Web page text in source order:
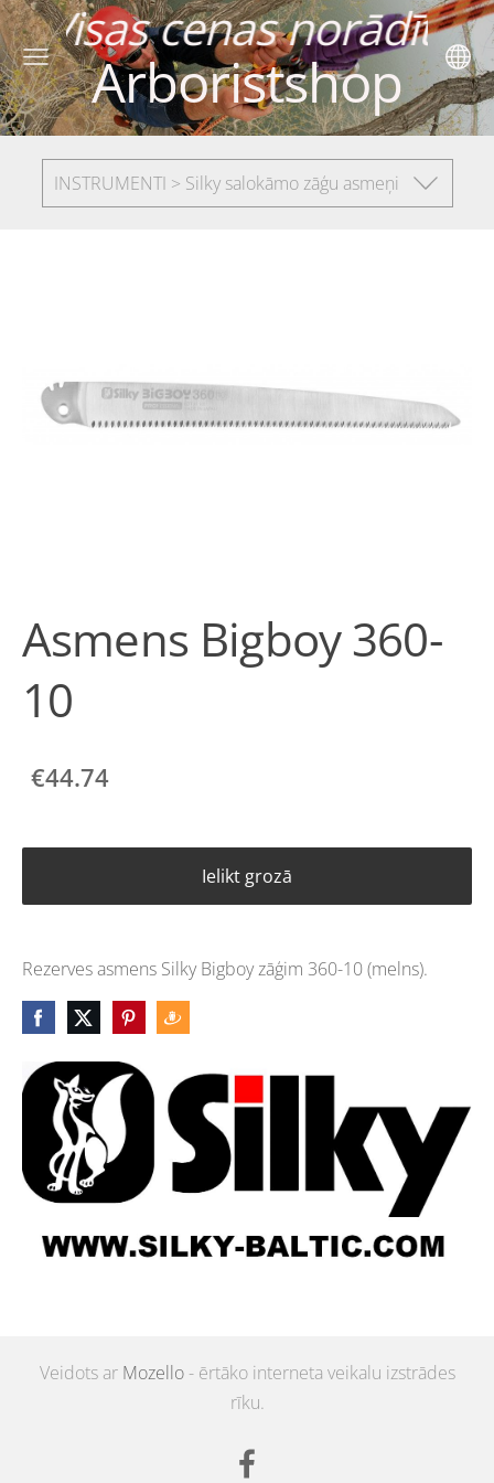
norādītas ar
Arboristshop
INSTRUMENTI > Silky salokāmo zāģu asmeņi
Asmens Bigboy 360-
10
€44.74
Ielikt grozā
Rezerves asmens Silky Bigboy zāģim 360-10 (melns).
Veidots ar Mozello- ērtāko interneta veikalu izstrādes
rīku.